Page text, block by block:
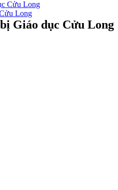
Long
Giáo dục Cửu Long